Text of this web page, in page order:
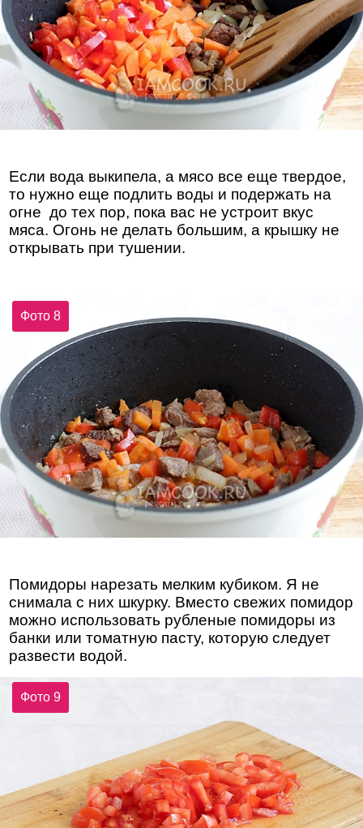
Если вода выкипела, а мясо все еще твердое,
то нужно еще подлить воды и подержать на
огне до тех пор, пока вас не устроит вкус
мяса. Огонь не делать большим, а крышку не
открывать при тушении.
Фото 8
Помидоры нарезать мелким кубиком. Я не
снимала с них шкурку. Вместо свежих помидор
можно использовать рубленые помидоры из
банки или томатную пасту, которую следует
развести водой.
Фото 9